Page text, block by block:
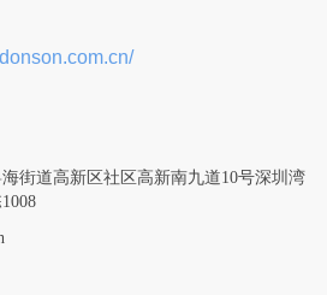
街道高新区社区高新南九道10号深圳湾